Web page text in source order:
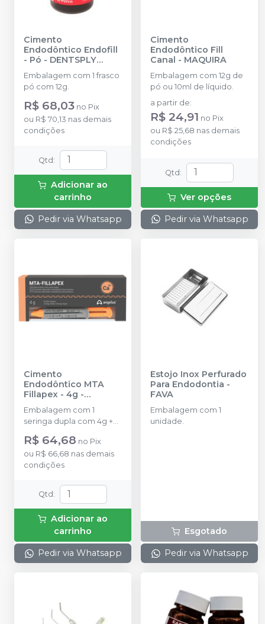
Cimento
Endodôntico Endofill
- Pó - DENTSPLY
SIRONA
Embalagem com 1 frasco
pó com 12g.
R$ 68,03 no Pix
ou R$ 70,13 nas demais
condições
Qtd :
Adicionar ao
carrinho
Pedir via Whatsapp
Cimento
Endodôntico Fill
Canal - MAQUIRA
Embalagem com 12g de
pó ou 10ml de líquido.
a partir de:
R$ 24,91 no Pix
ou R$ 25,68 nas demais
condições
Qtd :
Ver opções
Pedir via Whatsapp
Cimento
Endodôntico MTA
Fillapex - 4g -
Embalagem com 1
seringa dupla com 4g +
intracanal).
R$ 64,68 no Pix
ou R$ 66,68 nas demais
condições
Qtd :
Adicionar ao
carrinho
Pedir via Whatsapp
Estojo Inox Perfurado
Para Endodontia -
FAVA
Embalagem com 1
unidade.
Esgotado
Pedir via Whatsapp